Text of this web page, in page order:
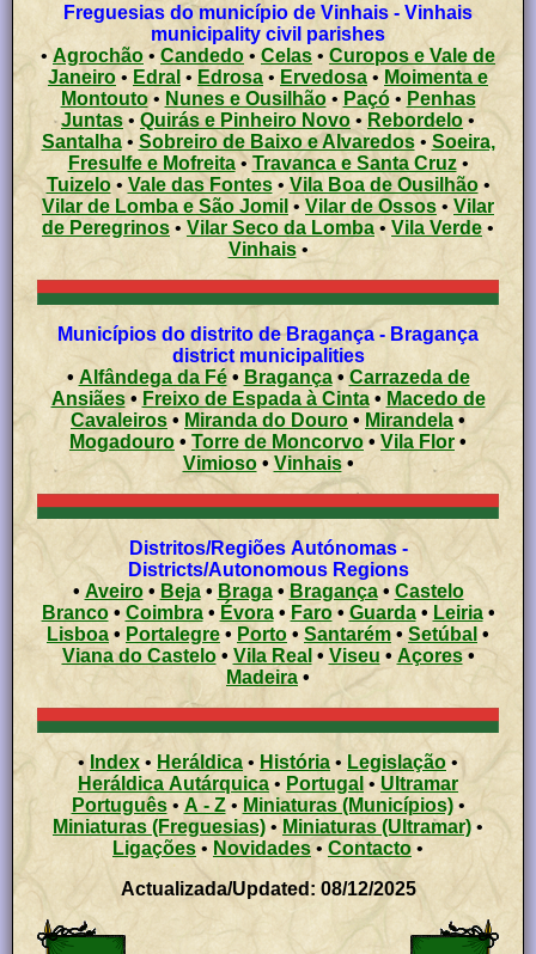
Freguesias do município de Vinhais - Vinhais
municipality civil parishes
•Agrochão• Candedo • Celas • Curopos e Vale de
Janeiro • Edral • Edrosa • Ervedosa • Moimenta e
Montouto • Nunes e Ousilhão• Paçó• Penhas
Juntas• Quirás e Pinheiro Novo •Rebordelo •
Santalha• Sobreiro de Baixo e Alvaredos• Soeira,
Fresulfe e Mofreita•Travanca e Santa Cruz•
Tuizelo• Vale das Fontes•Vila Boa de Ousilhão•
Vilar de Lomba e São Jomil •Vilar de Ossos • Vilar
de Peregrinos • Vilar Seco da Lomba • Vila Verde•
Vinhais•
Municípios do distrito de Bragança - Bragança
district municipalities
• Alfândega da Fé• Bragança• Carrazeda de
Ansiães• Freixo de Espada à Cinta• Macedo de
Cavaleiros • Miranda do Douro • Mirandela •
Mogadouro • Torre de Moncorvo• Vila Flor •
Vimioso•Vinhais•
Distritos/Regiões Autónomas -
Districts/Autonomous Regions
• Aveiro• Beja•Braga• Bragança• Castelo
Branco• Coimbra• Évora•Faro• Guarda• Leiria•
Lisboa • Portalegre • Porto • Santarém • Setúbal •
Viana do Castelo• Vila Real • Viseu • Açores •
Madeira •
• Index• Heráldica • História • Legislação •
Heráldica Autárquica • Portugal • Ultramar
Português• A - Z• Miniaturas (Municípios)•
Miniaturas (Freguesias) • Miniaturas (Ultramar)•
Ligações • Novidades • Contacto •
Actualizada/Updated: 08/12/2025